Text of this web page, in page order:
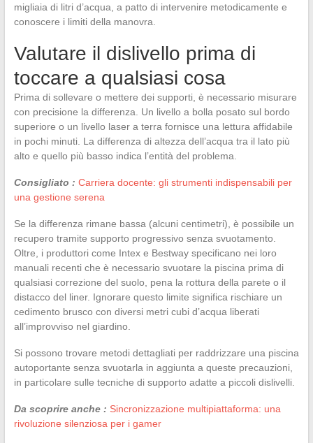
migliaia di litri d’acqua, a patto di intervenire metodicamente e
conoscere i limiti della manovra.
Valutare il dislivello prima di
toccare a qualsiasi cosa
Prima di sollevare o mettere dei supporti, è necessario misurare
con precisione la differenza. Un livello a bolla posato sul bordo
superiore o un livello laser a terra fornisce una lettura affidabile
in pochi minuti. La differenza di altezza dell’acqua tra il lato più
alto e quello più basso indica l’entità del problema.
Consigliato : Carriera docente: gli strumenti indispensabili per
una gestione serena
Se la differenza rimane bassa (alcuni centimetri), è possibile un
recupero tramite supporto progressivo senza svuotamento.
Oltre, i produttori come Intex e Bestway specificano nei loro
manuali recenti che è necessario svuotare la piscina prima di
qualsiasi correzione del suolo, pena la rottura della parete o il
distacco del liner. Ignorare questo limite significa rischiare un
cedimento brusco con diversi metri cubi d’acqua liberati
all’improvviso nel giardino.
Si possono trovare metodi dettagliati per raddrizzare una piscina
autoportante senza svuotarla in aggiunta a queste precauzioni,
in particolare sulle tecniche di supporto adatte a piccoli dislivelli.
Da scoprire anche : Sincronizzazione multipiattaforma: una
rivoluzione silenziosa per i gamer